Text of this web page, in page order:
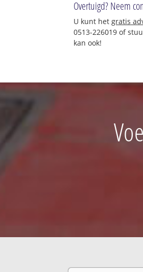
Overtuigd? Neem
U kunt hetgratis
0513-226019 of
kan ook!